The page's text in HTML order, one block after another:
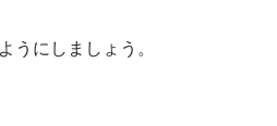
うにしましょう。